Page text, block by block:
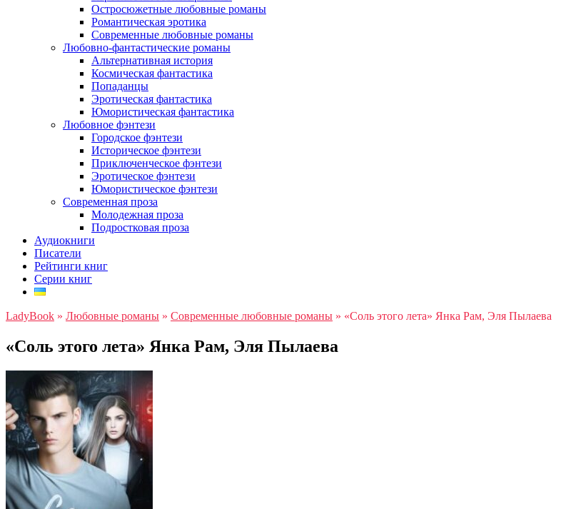
Остросюжетные любовные романы
Романтическая эротика
Современные любовные романы
Любовно-фантастические романы
Альтернативная история
Космическая фантастика
Попаданцы
Эротическая фантастика
Юмористическая фантастика
Любовное фэнтези
Городское фэнтези
Историческое фэнтези
Приключенческое фэнтези
Эротическое фэнтези
Юмористическое фэнтези
Современная проза
Молодежная проза
Подростковая проза
Аудиокниги
Писатели
Рейтинги книг
Серии книг
LadyBook » Любовные романы » Современные любовные романы » «Соль этого лета» Янка Рам, Эля Пылаева
«Соль этого лета» Янка Рам, Эля Пылаева